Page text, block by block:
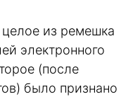
из ремешка
электронного
(после
было признано